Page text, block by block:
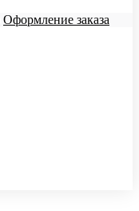
Оформление заказа